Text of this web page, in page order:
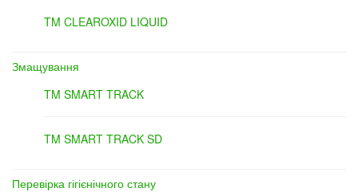
TM CLEAROXID LIQUID
Змащування
TM SMART TRACK
TM SMART TRACK SD
Перевірка гігієнічного стану